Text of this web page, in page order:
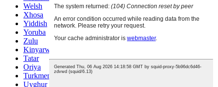
Welsh
Xhosa
Yiddish
Yoruba
Zulu
Kinyarwanda
Tatar
Oriya
Turkmen
Uyghur